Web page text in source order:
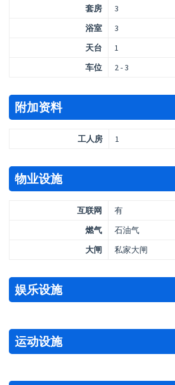
套房
3
浴室
3
天台
1
车位
2 - 3
附加资料
工人房 1
物业设施
互联网
有
燃气
石油气
大闸
私家大闸
娱乐设施
运动设施